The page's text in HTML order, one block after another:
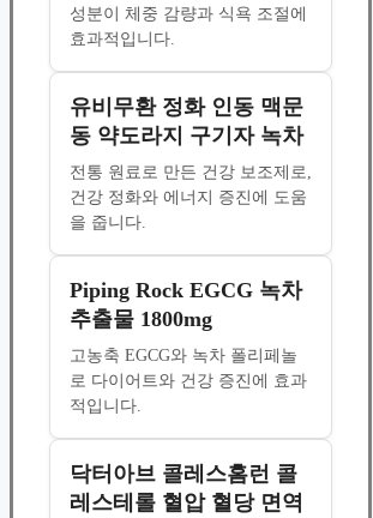
성분이 체중 감량과 식욕 조절에
효과적입니다.
유비무환 정화 인동 맥문
동 약도라지 구기자 녹차
전통 원료로 만든 건강 보조제로,
건강 정화와 에너지 증진에 도움
을 줍니다.
Piping Rock EGCG 녹차
추출물 1800mg
고농축 EGCG와 녹차 폴리페놀
로 다이어트와 건강 증진에 효과
적입니다.
닥터아브 콜레스홈런 콜
레스테롤 혈압 혈당 면역